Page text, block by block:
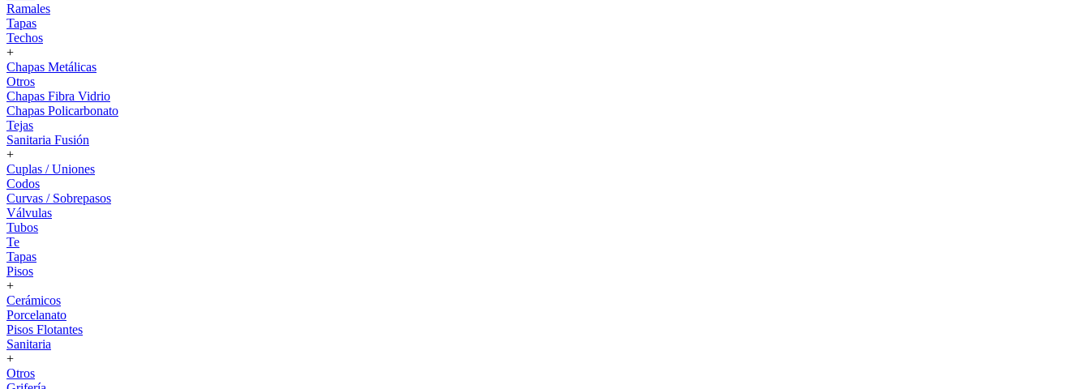
Ramales
Tapas
Techos
+
Chapas Metálicas
Otros
Chapas Fibra Vidrio
Chapas Policarbonato
Tejas
Sanitaria Fusión
+
Cuplas / Uniones
Codos
Curvas / Sobrepasos
Válvulas
Tubos
Te
Tapas
Pisos
+
Cerámicos
Porcelanato
Pisos Flotantes
Sanitaria
+
Otros